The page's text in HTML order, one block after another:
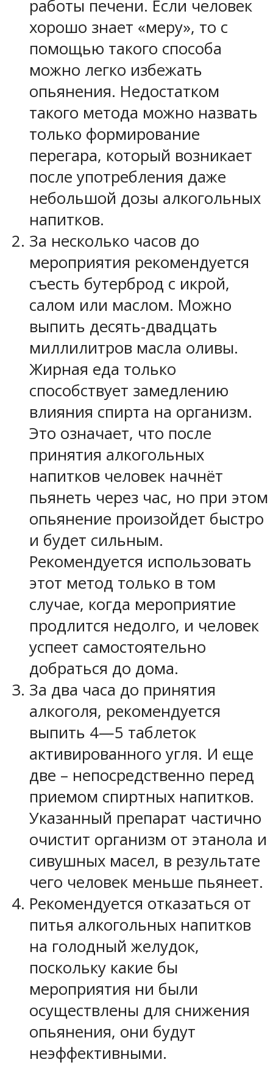
работы печени. Если человек
хорошо знает «меру», то с
помощью такого способа
можно легко избежать
опьянения. Недостатком
такого метода можно назвать
только формирование
перегара, который возникает
после употребления даже
небольшой дозы алкогольных
напитков.
За несколько часов до
мероприятия рекомендуется
съесть бутерброд с икрой,
салом или маслом. Можно
выпить десять-двадцать
миллилитров масла оливы.
Жирная еда только
способствует замедлению
влияния спирта на организм.
Это означает, что после
принятия алкогольных
напитков человек начнёт
пьянеть через час, но при этом
опьянение произойдет быстро
и будет сильным.
Рекомендуется использовать
этот метод только в том
случае, когда мероприятие
продлится недолго, и человек
успеет самостоятельно
добраться до дома.
За два часа до принятия
алкоголя, рекомендуется
выпить 4—5 таблеток
активированного угля. И еще
две – непосредственно перед
приемом спиртных напитков.
Указанный препарат частично
очистит организм от этанола и
сивушных масел, в результате
чего человек меньше пьянеет.
Рекомендуется отказаться от
питья алкогольных напитков
на голодный желудок,
поскольку какие бы
мероприятия ни были
осуществлены для снижения
опьянения, они будут
неэффективными.